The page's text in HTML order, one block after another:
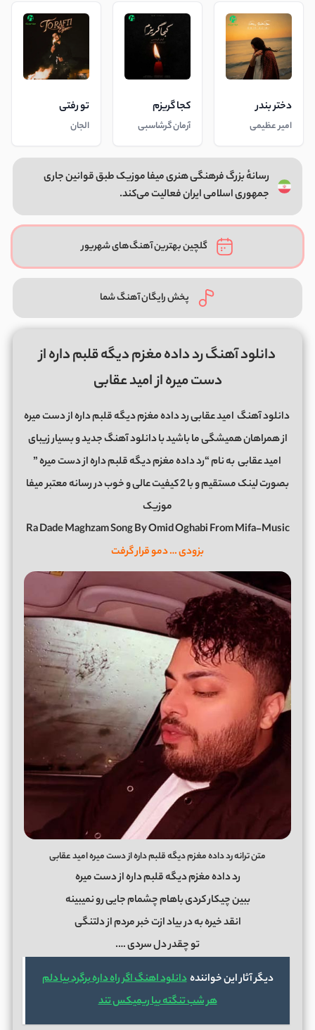
دختر بندر
امیر عظیمی
کجا گریزم
آرمان گرشاسبی
تو رفتی
الجان
رسانهٔ بزرگ فرهنگی هنری میفا موزیک طبق قوانین جاری
جمهوری اسلامی ایران فعالیت می‌کند.
گلچین بهترین آهنگ‌های شهریور
پخش رایگان آهنگ شما
دانلود آهنگ رد داده مغزم دیگه قلبم داره از
دست میره از امید عقابی
دانلود آهنگ امید عقابی رد داده مغزم دیگه قلبم داره از دست میره
از همراهان همیشگی ما باشید با دانلود آهنگ جدید و بسیار زیبای
امید عقابیبه نام “رد داده مغزم دیگه قلبم داره از دست میره ”
بصورت لینک مستقیم و با 2 کیفیت عالی و خوب در رسانه معتبر میفا
موزیک
Ra Dade Maghzam Song By Omid Oghabi From Mifa-Music
بزودی … دمو قرار گرفت
متن ترانه رد داده مغزم دیگه قلبم داره از دست میره امید عقابی
رد داده مغزم دیگه قلبم داره از دست میره
ببین چیکار کردی باهام چشمام جایی رو نمیبینه
انقد خیره به در بیاد ازت خبر مردم از دلتنگی
تو چقدر دل سردی ….
دیگر آثار این خوانندهدانلود اهنگ اگر راه داره برگرد بیا دلم
هر شب تنگته بیا ریمیکس تند